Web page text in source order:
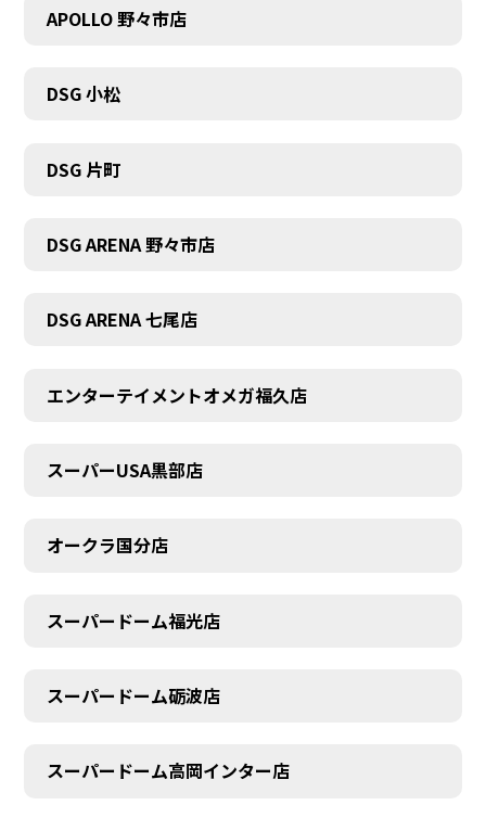
APOLLO 野々市店
DSG 小松
DSG 片町
DSG ARENA 野々市店
DSG ARENA 七尾店
エンターテイメントオメガ福久店
スーパーUSA黒部店
オークラ国分店
スーパードーム福光店
スーパードーム砺波店
スーパードーム高岡インター店